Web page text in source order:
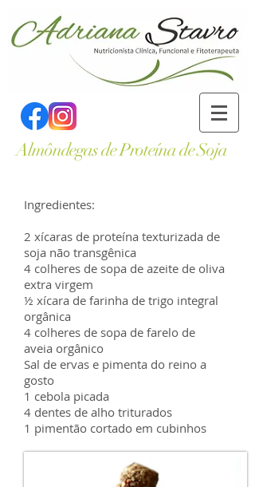
Almôndegas de Proteína de Soja
Ingredientes:
2 xícaras de proteína texturizada de
soja não transgênica
4 colheres de sopa de azeite de oliva
extra virgem
½ xícara de farinha de trigo integral
orgânica
4 colheres de sopa de farelo de
aveia orgânico
Sal de ervas e pimenta do reino a
gosto
1 cebola picada
4 dentes de alho triturados
1 pimentão cortado em cubinhos